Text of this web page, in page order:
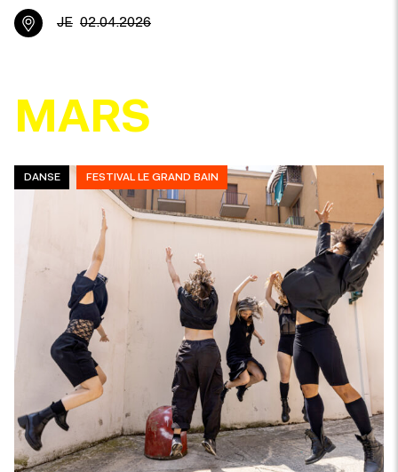
JE 02.04.2026
MARS
DANSE FESTIVAL LE GRAND BAIN